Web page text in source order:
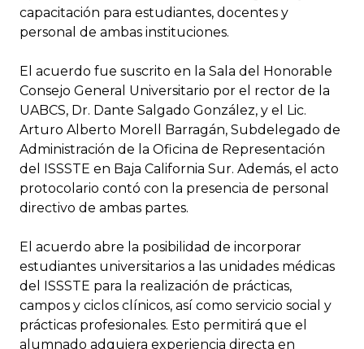
capacitación para estudiantes, docentes y
personal de ambas instituciones.
El acuerdo fue suscrito en la Sala del Honorable
Consejo General Universitario por el rector de la
UABCS, Dr. Dante Salgado González, y el Lic.
Arturo Alberto Morell Barragán, Subdelegado de
Administración de la Oficina de Representación
del ISSSTE en Baja California Sur. Además, el acto
protocolario contó con la presencia de personal
directivo de ambas partes.
El acuerdo abre la posibilidad de incorporar
estudiantes universitarios a las unidades médicas
del ISSSTE para la realización de prácticas,
campos y ciclos clínicos, así como servicio social y
prácticas profesionales. Esto permitirá que el
alumnado adquiera experiencia directa en